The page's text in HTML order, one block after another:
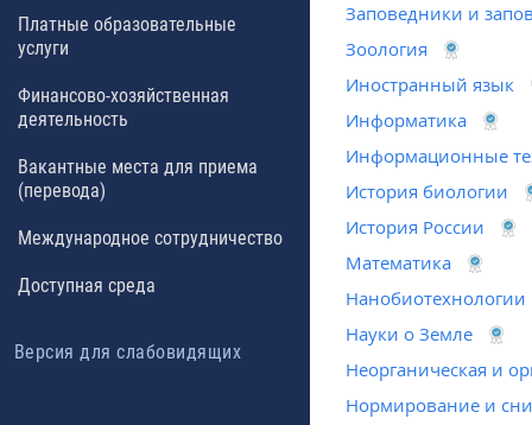
Заповедники и
Зоология
Иностранный язык
Информатика
Информационные
История биологии
История России
Математика
Нанобиотехнологии
Науки о Земле
Неорганическая и
Нормирование и
Платные образовательные
услуги
Финансово-хозяйственная
деятельность
Вакантные места для приема
(перевода)
Международное сотрудничество
Доступная среда
Версия для слабовидящих